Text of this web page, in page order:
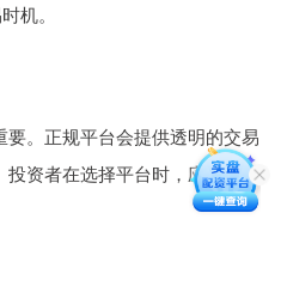
机。
。正规平台会提供透明的交易
资者在选择平台时，应注意以